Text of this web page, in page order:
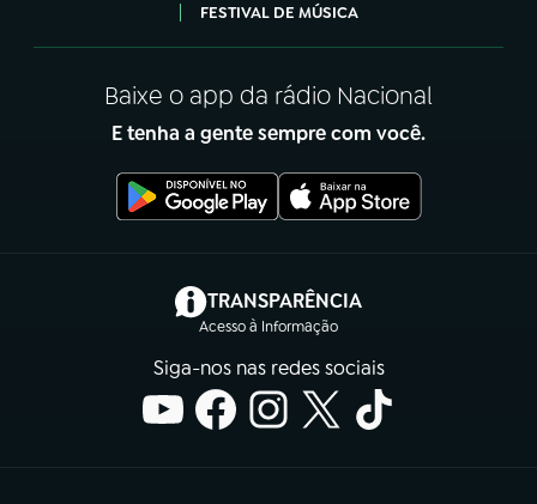
FESTIVAL DE MÚSICA
Baixe o app da rádio Nacional
E tenha a gente sempre com você.
TRANSPARÊNCIA
Acesso à Informação
(abre em nova aba)
Siga-nos nas redes sociais